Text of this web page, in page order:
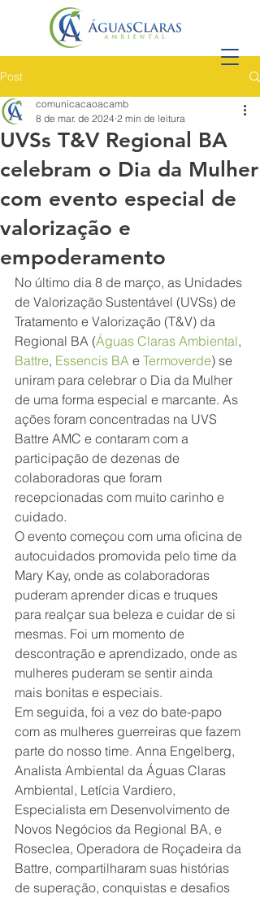
Post
UVSs T&V Regional BA
celebram o Dia da Mulher
com evento especial de
valorização e
empoderamento
comunicacaoacamb
8 de mar. de 2024 2 min de leitura
No último dia 8 de março, as Unidades
de Valorização Sustentável (UVSs) de
Tratamento e Valorização (T&V) da
Regional BA (Águas Claras Ambiental,
Battre, Essencis BA e Termoverde) se
uniram para celebrar o Dia da Mulher
de uma forma especial e marcante. As
ações foram concentradas na UVS
Battre AMC e contaram com a
participação de dezenas de
colaboradoras que foram
recepcionadas com muito carinho e
cuidado.
O evento começou com uma oficina de
autocuidados promovida pelo time da
Mary Kay, onde as colaboradoras
puderam aprender dicas e truques
para realçar sua beleza e cuidar de si
mesmas. Foi um momento de
descontração e aprendizado, onde as
mulheres puderam se sentir ainda
mais bonitas e especiais.
Em seguida, foi a vez do bate-papo
com as mulheres guerreiras que fazem
parte do nosso time. Anna Engelberg,
Analista Ambiental da Águas Claras
Ambiental, Letícia Vardiero,
Especialista em Desenvolvimento de
Novos Negócios da Regional BA, e
Roseclea, Operadora de Roçadeira da
Battre, compartilharam suas histórias
de superação, conquistas e desafios